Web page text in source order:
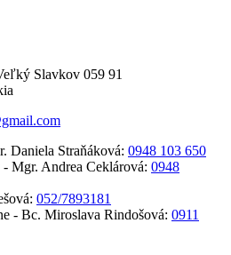
Slavkov 059 91
Daniela Straňáková: 0948 103 650
Mgr. Andrea Ceklárová: 0948
052/7893181
- Bc. Miroslava Rindošová: 0911